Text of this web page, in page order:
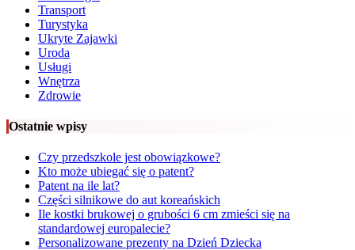
Transport
Turystyka
Ukryte Zajawki
Uroda
Usługi
Wnętrza
Zdrowie
Ostatnie wpisy
Czy przedszkole jest obowiązkowe?
Kto może ubiegać się o patent?
Patent na ile lat?
Części silnikowe do aut koreańskich
Ile kostki brukowej o grubości 6 cm zmieści się na
standardowej europalecie?
Personalizowane prezenty na Dzień Dziecka